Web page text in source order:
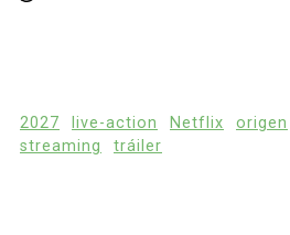
2027 live-action Netflix origen
streaming
tráiler